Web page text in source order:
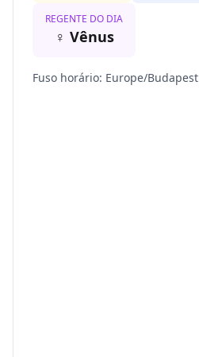
REGENTE DO DIA
♀ Vênus
Fuso horário: Europe/Budapest